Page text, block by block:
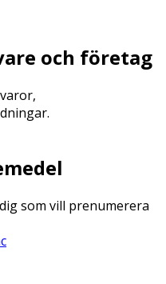
och företag
som vill prenumerera